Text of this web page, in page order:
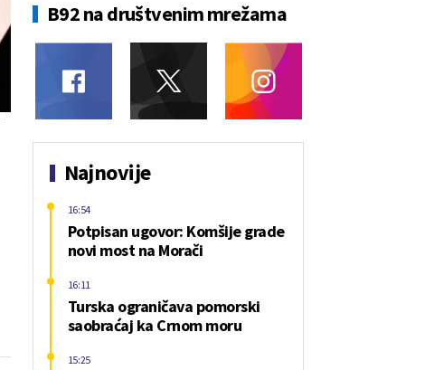
B92 na društvenim mrežama
Najnovije
Potpisan ugovor: Komšije grade
novi most na Morači
16:54
Turska ograničava pomorski
saobraćaj ka Crnom moru
16:11
15:25